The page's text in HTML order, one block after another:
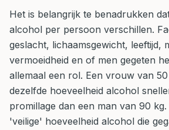
Het is belangrijk te benadrukken
alcohol per persoon verschillen.
geslacht, lichaamsgewicht, leeftijd,
vermoeidheid en of men gegeten
allemaal een rol. Een vrouw van
dezelfde hoeveelheid alcohol
promillage dan een man van 90
'veilige' hoeveelheid alcohol die